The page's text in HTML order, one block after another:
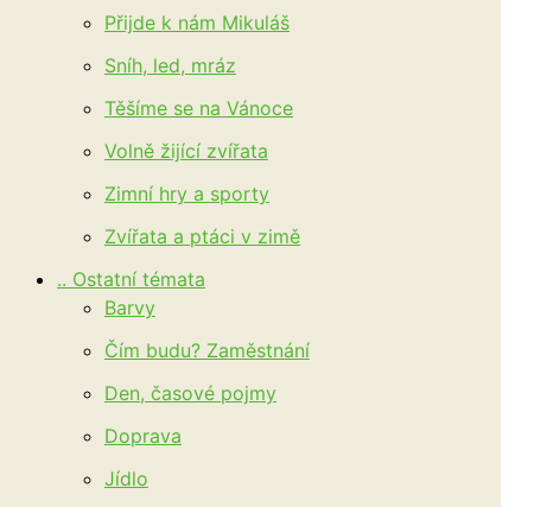
Přijde k nám Mikuláš
Sníh, led, mráz
Těšíme se na Vánoce
Volně žijící zvířata
Zimní hry a sporty
Zvířata a ptáci v zimě
.. Ostatní témata
Barvy
Čím budu? Zaměstnání
Den, časové pojmy
Doprava
Jídlo